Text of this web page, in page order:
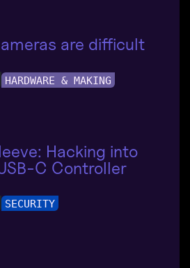
are difficult
HARDWARE & MAKING
Hacking into
C Controller
SECURITY